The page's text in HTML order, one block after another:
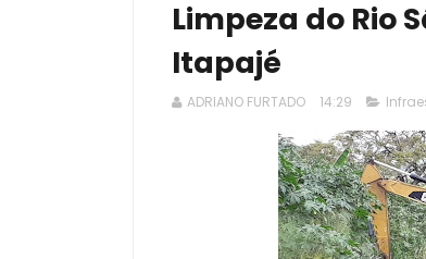
Limpeza do Rio
Itapajé
ADRIANO FURTADO 14:29